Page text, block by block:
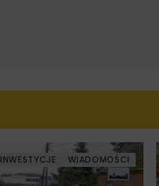
INWESTYCJE WIADOMOŚCI